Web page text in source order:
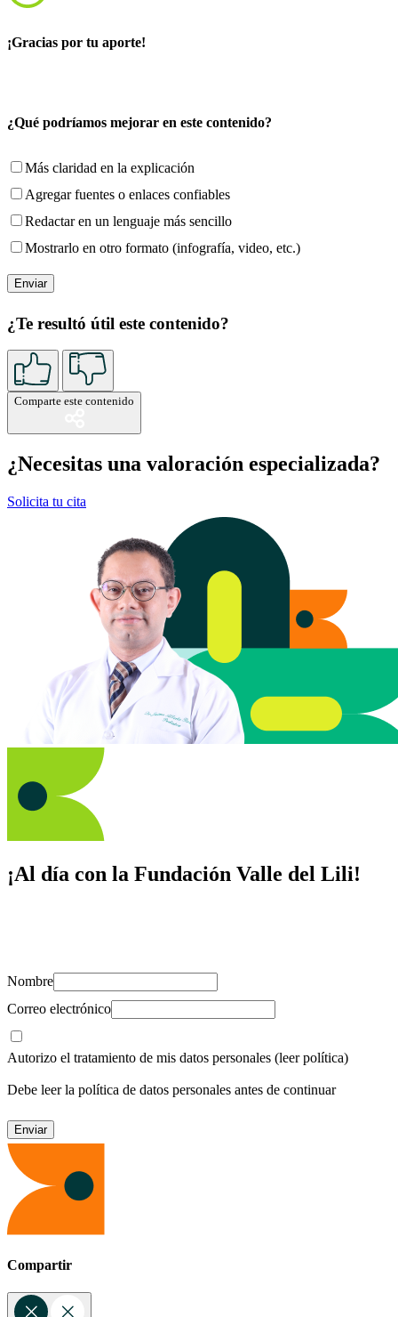
¡Gracias por tu aporte!
¿Qué podríamos mejorar en este contenido?
Más claridad en la explicación
Agregar fuentes o enlaces confiables
Redactar en un lenguaje más sencillo
Mostrarlo en otro formato (infografía, video, etc.)
¿Te resultó útil este contenido?
Comparte este contenido
¿Necesitas una valoración especializada?
Solicita tu cita
¡Al día con la Fundación Valle del Lili!
Nombre
Correo electrónico
Autorizo el tratamiento de mis datos personales (leer política)
Debe leer la política de datos personales antes de continuar
Compartir